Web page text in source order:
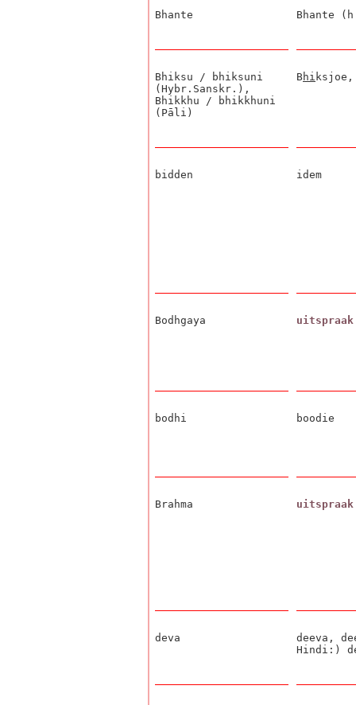
Bhante Bhante
Bhiksu / bhiksuni
(Hybr.Sanskr.),
Bhikkhu / bhikkhuni
(Pāli)
Bhi
bidden idem
Bodhgaya uitspraak
bodhi boodie
Brahma uitspraak
deva
deeva,
Hindi:)